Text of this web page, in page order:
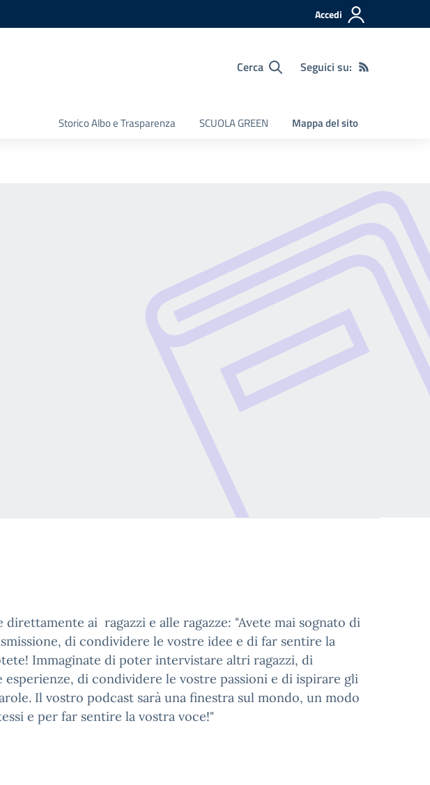
Accedi
Cerca Seguici su:
Storico Albo e Trasparenza SCUOLA GREEN Mappa del sito
ai ragazzi e alle ragazze: "Avete mai sognato di
di condividere le vostre idee e di far sentire la
Immaginate di poter intervistare altri ragazzi, di
di condividere le vostre passioni e di ispirare gli
Il vostro podcast sarà una finestra sul mondo, un modo
e per far sentire la vostra voce!"